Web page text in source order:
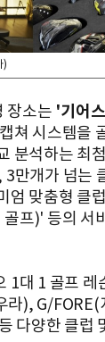
)
장소는 '기어
쳐 시스템을
분석하는 최
만개가 넘는
엄 맞춤형 클
프)' 등의 서
1대 1 골프 레
라), G/FORE(
다양한 클럽